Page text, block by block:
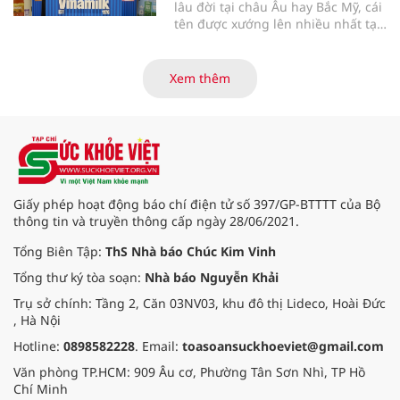
lâu đời tại châu Âu hay Bắc Mỹ, cái
tên được xướng lên nhiều nhất tại
Awards) 2026 lại đến từ Việt Nam.
Xem thêm
Giấy phép hoạt động báo chí điện tử số 397/GP-BTTTT của Bộ
thông tin và truyền thông cấp ngày 28/06/2021.
Tổng Biên Tập: ThS Nhà báo Chúc Kim Vinh
Tổng thư ký tòa soạn: Nhà báo Nguyễn Khải
Trụ sở chính: Tầng 2, Căn 03NV03, khu đô thị Lideco, Hoài Đức
, Hà Nội
Hotline: 0898582228. Email: toasoansuckhoeviet@gmail.com
Văn phòng TP.HCM: 909 Âu cơ, Phường Tân Sơn Nhì, TP Hồ
Chí Minh